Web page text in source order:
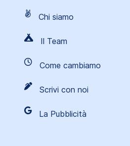
Chi siamo
Il Team
Come cambiamo
Scrivi con noi
La Pubblicità